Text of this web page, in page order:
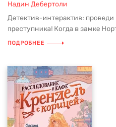
Надин Дебертоли
Детектив-интерактив:
преступника! Когда в замке
ПОДРОБНЕЕ